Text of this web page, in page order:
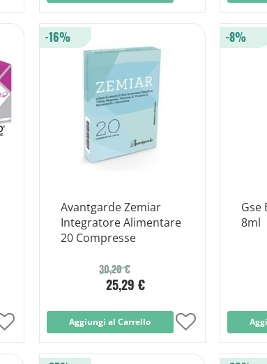
Aggiungi
Avantgarde Zemiar
Integratore Alimentare
20 Compresse
30,20 €
25,29 €
-16%
Aggiungi al Carrello
Aggiungi
Gse
8ml
-8%